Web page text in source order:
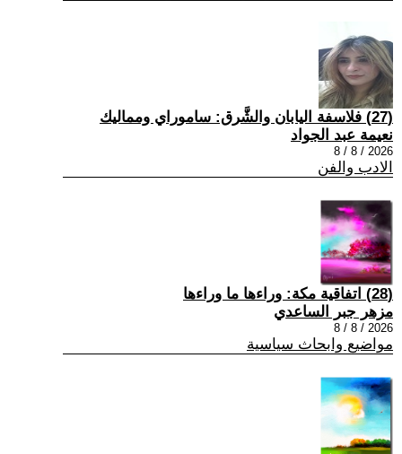
(27) فلاسفة اليابان والشَّرق: ساموراي ومماليك
نعيمة عبد الجواد
2026 / 8 / 8
الادب والفن
(28) اتفاقية مكة: وراءها ما وراءها
مزهر جبر الساعدي
2026 / 8 / 8
مواضيع وابحاث سياسية